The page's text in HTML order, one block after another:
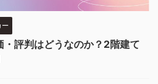
・評判はどうなのか？2階建て